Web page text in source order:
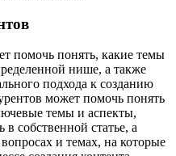
помочь понять, какие темы
нише, а также
подхода к созданию
может помочь понять
темы и аспекты,
в собственной статье, а
и темах, на которые